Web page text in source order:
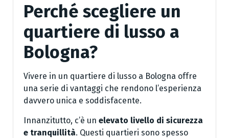
Perché scegliere un
quartiere di lusso a
Bologna?
Vivere in un quartiere di lusso a Bologna offre
una serie di vantaggi che rendono l’esperienza
davvero unica e soddisfacente.
Innanzitutto, c’è un elevato livello di sicurezza
e tranquillità. Questi quartieri sono spesso